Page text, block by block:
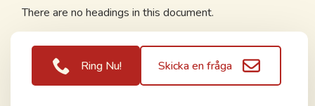
There are no headings in this document.
Ring Nu! Skicka en fråga